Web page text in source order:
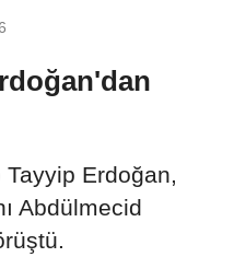
Tayyip Erdoğan,
Abdülmecid